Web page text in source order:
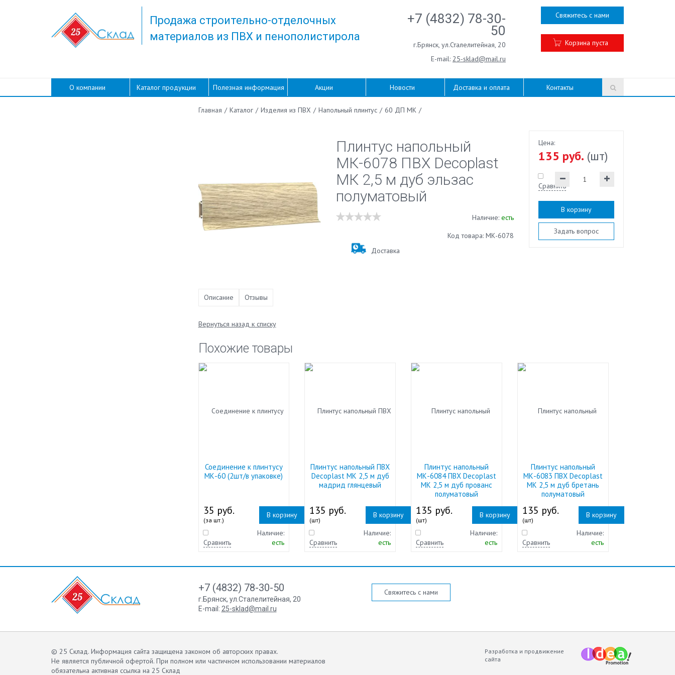
Продажа строительно-отделочных
материалов из ПВХ и пенополистирола
+7 (4832) 78-30-
50
г.Брянск, ул.Сталелитейная, 20
E-mail: 25-sklad@mail.ru
Свяжитесь с нами
Корзина пуста
О компании Каталог продукции Полезная информация Акции Новости Доставка и оплата Контакты
Главная / Каталог / Изделия из ПВХ / Напольный плинтус / 60 ДП МК /
Плинтус напольный
МК-6078 ПВХ Decoplast
МК 2,5 м дуб эльзас
полуматовый
Наличие: есть
Код товара: МК-6078
Доставка
Цена:
135 руб. (шт)
Сравнить
В корзину
Задать вопрос
Описание Отзывы
Вернуться назад к списку
Похожие товары
Соединение к плинтусу
МК-60 (2шт/в упаковке)
35 руб.
(за шт.)
В корзину
Сравнить
Наличие:
есть
Плинтус напольный ПВХ
Decoplast МК 2,5 м дуб
мадрид глянцевый
135 руб.
(шт)
В корзину
Сравнить
Наличие:
есть
Плинтус напольный
МК-6084 ПВХ Decoplast
МК 2,5 м дуб прованс
полуматовый
135 руб.
(шт)
В корзину
Сравнить
Наличие:
есть
Плинтус напольный
МК-6083 ПВХ Decoplast
МК 2,5 м дуб бретань
полуматовый
135 руб.
(шт)
В корзину
Сравнить
Наличие:
есть
+7 (4832) 78-30-50
г.Брянск, ул.Сталелитейная, 20
E-mail: 25-sklad@mail.ru
Свяжитесь с нами
© 25 Склад. Информация сайта защищена законом об авторских правах.
Не является публичной офертой. При полном или частичном использовании материалов
обязательна активная ссылка на 25 Склад
Разработка и продвижение
сайта